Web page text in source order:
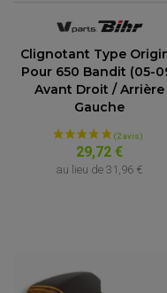
LEVIER DE FREIN ET
ROTULE DE
Clignotant Type
Pour 650 Bandit (05-
Avant Droit / Arrière
Gauche
29,72 €
au lieu de 31,96 €